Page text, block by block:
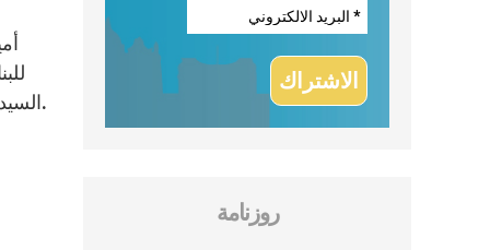
السيدة ليزلي آن نايت على أهمية العدالة وتحقيقها، والحفاظ على حقوق الإنسان وكرامته كعوامل أساسية للاستقرار الدائم.
روزنامة